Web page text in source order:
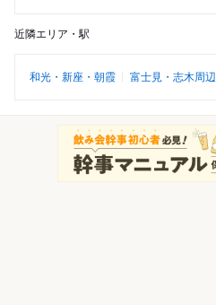
近隣エリア・駅
和光・新座・朝霞 富士見・志木周辺